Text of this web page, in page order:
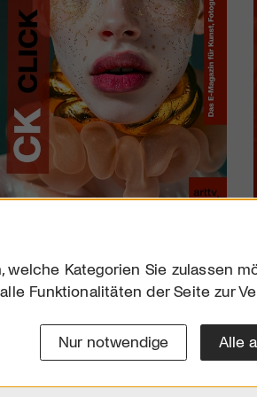
Kategorien Sie zulassen
Funktionalitäten der Seite zur
Nur notwendige Alle